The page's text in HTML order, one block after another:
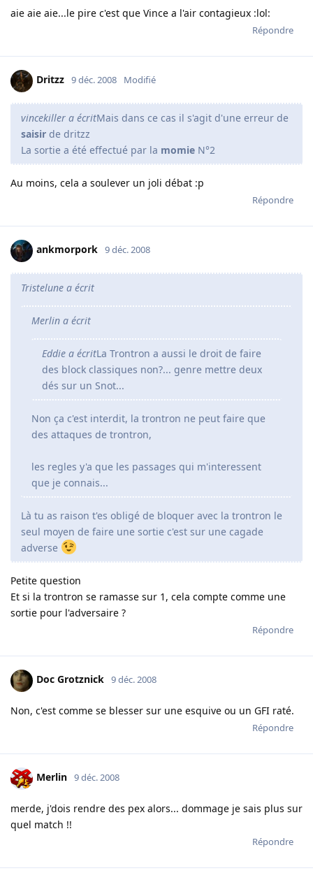
aie aie aie...le pire c'est que Vince a l'air contagieux :lol:
Répondre
Dritzz 9 déc. 2008 Modifié
vincekiller a écritMais dans ce cas il s'agit d'une erreur de
saisir de dritzz
La sortie a été effectué par la momie N°2
Au moins, cela a soulever un joli débat :p
Répondre
ankmorpork 9 déc. 2008
Tristelune a écrit
Merlin a écrit
Eddie a écritLa Trontron a aussi le droit de faire
des block classiques non?... genre mettre deux
dés sur un Snot...
Non ça c'est interdit, la trontron ne peut faire que
des attaques de trontron,
les regles y'a que les passages qui m'interessent
que je connais...
Là tu as raison t'es obligé de bloquer avec la trontron le
seul moyen de faire une sortie c'est sur une cagade
adverse
Petite question
Et si la trontron se ramasse sur 1, cela compte comme une
sortie pour l'adversaire ?
Répondre
Doc Grotznick 9 déc. 2008
Non, c'est comme se blesser sur une esquive ou un GFI raté.
Répondre
Merlin 9 déc. 2008
merde, j'dois rendre des pex alors... dommage je sais plus sur
quel match !!
Répondre